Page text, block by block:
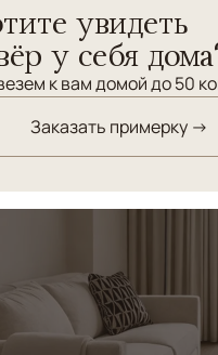
увидеть
у себя
к вам домой до 50
Заказать примерку →